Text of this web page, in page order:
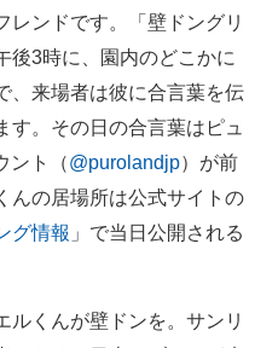
レンドです。「壁ドングリ
後3時に、園内のどこかに
、来場者は彼に合言葉を伝
す。その日の合言葉はピュ
ント（@purolandjp）が前
んの居場所は公式サイトの
グ情報 」で当日公開される
くんが壁ドンを。サンリ